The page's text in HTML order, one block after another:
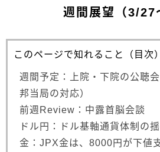
週間展望（3/27
このページで知れること（目次）
週間予定：上院・下院の公聴
邦当局の対応）
前週Review：中露首脳会談
ドル円：ドル基軸通貨体制の
金：JPX金は、8000円が下値